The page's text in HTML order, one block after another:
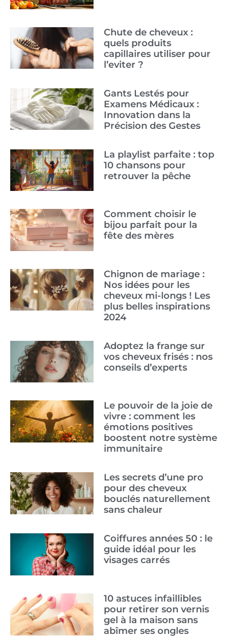
Chute de cheveux :
quels produits
capillaires utiliser pour
l’eviter ?
Gants Lestés pour
Examens Médicaux :
Innovation dans la
Précision des Gestes
La playlist parfaite : top
10 chansons pour
retrouver la pêche
Comment choisir le
bijou parfait pour la
fête des mères
Chignon de mariage :
Nos idées pour les
cheveux mi-longs ! Les
plus belles inspirations
2024
Adoptez la frange sur
vos cheveux frisés : nos
conseils d’experts
Le pouvoir de la joie de
vivre : comment les
émotions positives
boostent notre système
immunitaire
Les secrets d’une pro
pour des cheveux
bouclés naturellement
sans chaleur
Coiffures années 50 : le
guide idéal pour les
visages carrés
10 astuces infaillibles
pour retirer son vernis
gel à la maison sans
abîmer ses ongles